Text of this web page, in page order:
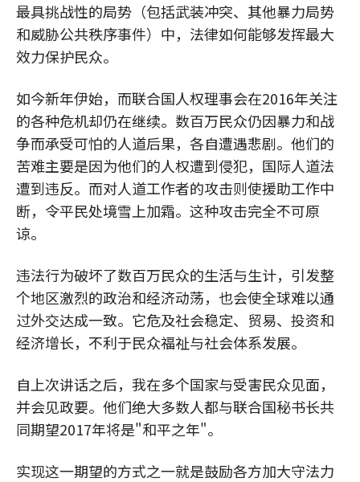
最具挑战性的局势（包括武装冲突、其他暴力局势
和威胁公共秩序事件）中，法律如何能够发挥最大
效力保护民众。
如今新年伊始，而联合国人权理事会在2016年关注
的各种危机却仍在继续。数百万民众仍因暴力和战
争而承受可怕的人道后果，各自遭遇悲剧。他们的
苦难主要是因为他们的人权遭到侵犯，国际人道法
遭到违反。而对人道工作者的攻击则使援助工作中
断，令平民处境雪上加霜。这种攻击完全不可原
谅。
违法行为破坏了数百万民众的生活与生计，引发整
个地区激烈的政治和经济动荡，也会使全球难以通
过外交达成一致。它危及社会稳定、贸易、投资和
经济增长，不利于民众福祉与社会体系发展。
自上次讲话之后，我在多个国家与受害民众见面，
并会见政要。他们绝大多数人都与联合国秘书长共
同期望2017年将是"和平之年"。
实现这一期望的方式之一就是鼓励各方加大守法力